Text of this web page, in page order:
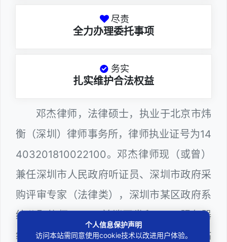
尽责
全力办理委托事项
务实
扎实维护合法权益
邓杰律师，法律硕士，执业于北京市炜
衡（深圳）律师事务所，律师执业证号为14
403201810022100。邓杰律师现（或曾）
兼任深圳市人民政府听证员、深圳市政府采
购评审专家（法律类），深圳市某区政府系
统公职律师、WEB前端开发和 WEB服务器
维护工程师、计算机信息网络安全员和网站
个人信息保护声明
访问本站需同意使用cookie技术以改进用户体验。